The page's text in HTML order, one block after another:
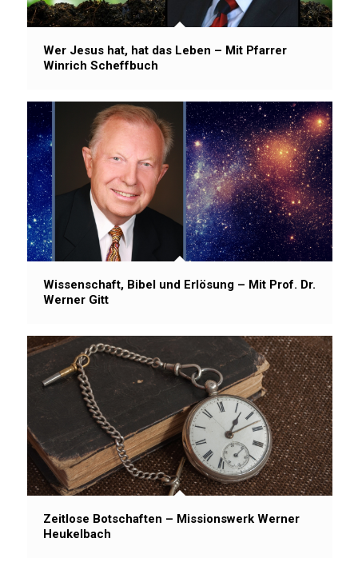
Wer Jesus hat, hat das Leben – Mit Pfarrer
Winrich Scheffbuch
Wissenschaft, Bibel und Erlösung – Mit Prof. Dr.
Werner Gitt
Zeitlose Botschaften – Missionswerk Werner
Heukelbach